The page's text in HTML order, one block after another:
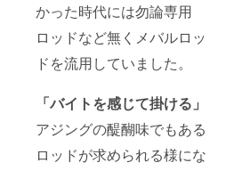
かった時代には勿論専用
ロッドなど無くメバルロッ
ドを流用していました。
「バイトを感じて掛ける」
アジングの醍醐味でもある
ロッドが求められる様にな